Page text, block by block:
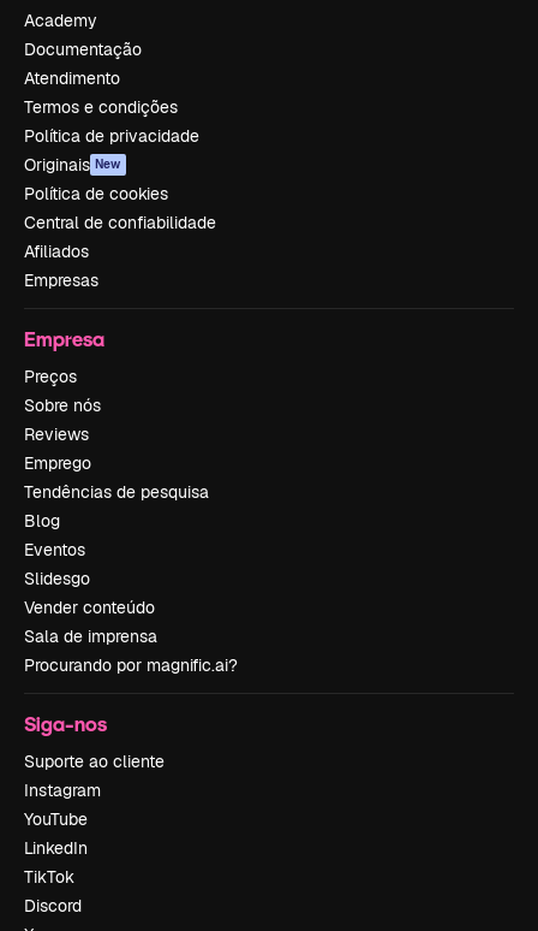
Academy
Documentação
Atendimento
Termos e condições
Política de privacidade
Originais New
Política de cookies
Central de confiabilidade
Afiliados
Empresas
Empresa
Preços
Sobre nós
Reviews
Emprego
Tendências de pesquisa
Blog
Eventos
Slidesgo
Vender conteúdo
Sala de imprensa
Procurando por magnific.ai?
Siga-nos
Suporte ao cliente
Instagram
YouTube
LinkedIn
TikTok
Discord